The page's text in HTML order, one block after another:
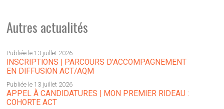
Autres actualités
Publiée le 13 juillet 2026
INSCRIPTIONS | PARCOURS D’ACCOMPAGNEMENT
EN DIFFUSION ACT/AQM
Publiée le 13 juillet 2026
APPEL À CANDIDATURES | MON PREMIER RIDEAU :
COHORTE ACT